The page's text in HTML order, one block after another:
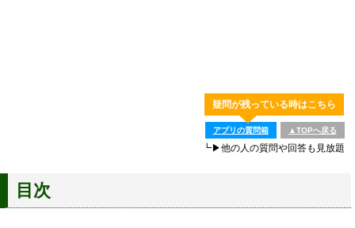
疑問が残っている時はこちら
アプリの質問箱 ▲TOPへ戻る
┗▶他の人の質問や回答も見放題
目次